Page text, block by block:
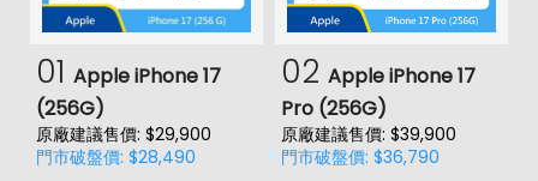
01 Apple iPhone 17
(256G)
原廠建議售價: $29,900
門市破盤價: $28,490
02 Apple iPhone 17
Pro (256G)
原廠建議售價: $39,900
門市破盤價: $36,790